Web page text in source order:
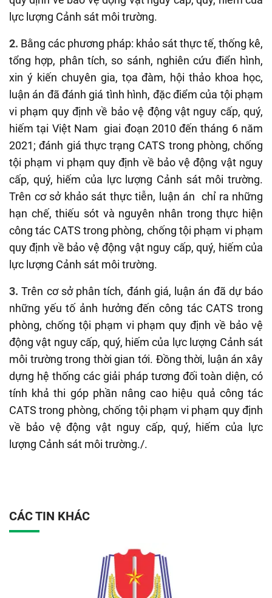
lực lượng Cảnh sát môi trường.
2. Bằng các phương pháp: khảo sát thực tế, thống kê,
tổng hợp, phân tích, so sánh, nghiên cứu điển hình,
xin ý kiến chuyên gia, tọa đàm, hội thảo khoa học,
luận án đã đánh giá tình hình, đặc điểm của tội phạm
vi phạm quy định về bảo vệ động vật nguy cấp, quý,
hiếm tại Việt Nam giai đoạn 2010 đến tháng 6 năm
2021; đánh giá thực trạng CATS trong phòng, chống
tội phạm vi phạm quy định về bảo vệ động vật nguy
cấp, quý, hiếm của lực lượng Cảnh sát môi trường.
Trên cơ sở khảo sát thực tiễn, luận án chỉ ra những
hạn chế, thiếu sót và nguyên nhân trong thực hiện
công tác CATS trong phòng, chống tội phạm vi phạm
quy định về bảo vệ động vật nguy cấp, quý, hiếm của
lực lượng Cảnh sát môi trường.
3. Trên cơ sở phân tích, đánh giá, luận án đã dự báo
những yếu tố ảnh hưởng đến công tác CATS trong
phòng, chống tội phạm vi phạm quy định về bảo vệ
động vật nguy cấp, quý, hiếm của lực lượng Cảnh sát
môi trường trong thời gian tới. Đồng thời, luận án xây
dựng hệ thống các giải pháp tương đối toàn diện, có
tính khả thi góp phần nâng cao hiệu quả công tác
CATS trong phòng, chống tội phạm vi phạm quy định
về bảo vệ động vật nguy cấp, quý, hiếm của lực
lượng Cảnh sát môi trường./.
CÁC TIN KHÁC